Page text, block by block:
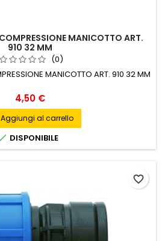
MANICOTTO ART.
910 32 MM
(0)
MANICOTTO ART. 910 32 MM
Prezzo
4,50 €
Aggiungi al carrello
DISPONIBILE
favorite_border